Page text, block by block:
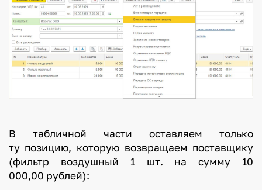
В табличной части оставляем только
ту позицию, которую возвращаем поставщику
(фильтр воздушный 1 шт. на сумму 10
000,00 рублей):